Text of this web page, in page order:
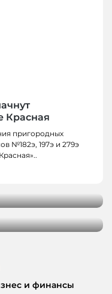
Красная
пригородных
№182э, 197э и 279э
тренеров,
и финансы